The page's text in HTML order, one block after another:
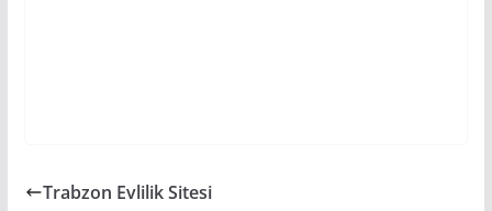
Trabzon Evlilik Sitesi